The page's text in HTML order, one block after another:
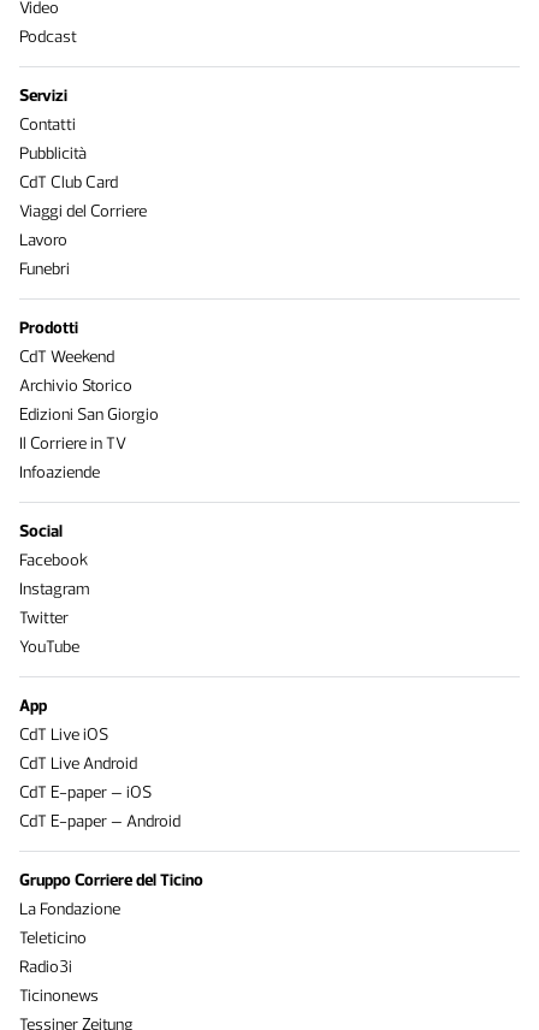
Video
Podcast
Servizi
Contatti
Pubblicità
CdT Club Card
Viaggi del Corriere
Lavoro
Funebri
Prodotti
CdT Weekend
Archivio Storico
Edizioni San Giorgio
Il Corriere in TV
Infoaziende
Social
Facebook
Instagram
Twitter
YouTube
App
CdT Live iOS
CdT Live Android
CdT E-paper – iOS
CdT E-paper – Android
Gruppo Corriere del Ticino
La Fondazione
Teleticino
Radio3i
Ticinonews
Tessiner Zeitung